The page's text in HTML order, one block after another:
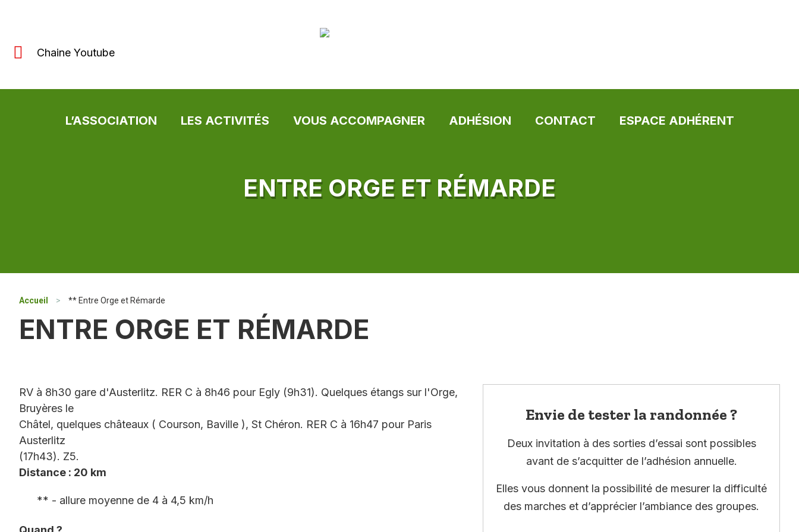
Chaine Youtube
L’ASSOCIATION LES ACTIVITÉS VOUS ACCOMPAGNER ADHÉSION CONTACT ESPACE ADHÉRENT
ENTRE ORGE ET RÉMARDE
Accueil > ** Entre Orge et Rémarde
ENTRE ORGE ET RÉMARDE
RV à 8h30 gare d'Austerlitz. RER C à 8h46 pour Egly (9h31). Quelques étangs sur l'Orge,
Bruyères le
Châtel, quelques châteaux ( Courson, Baville ), St Chéron. RER C à 16h47 pour Paris
Austerlitz
(17h43). Z5.
Distance : 20 km
** - allure moyenne de 4 à 4,5 km/h
Envie de tester la randonnée ?
Deux invitation à des sorties d’essai sont possibles
avant de s’acquitter de l’adhésion annuelle.
Elles vous donnent la possibilité de mesurer la difficulté
des marches et d’apprécier l’ambiance des groupes.